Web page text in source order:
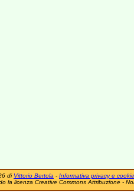
di Vittorio Bertola - Informativa privacy e cookie
la licenza Creative Commons Attribuzione -